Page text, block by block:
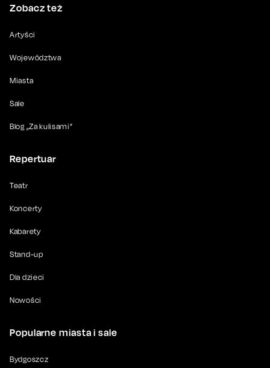
Zobacz też
Artyści
Województwa
Miasta
Sale
Blog „Za kulisami”
Repertuar
Teatr
Koncerty
Kabarety
Stand-up
Dla dzieci
Nowości
Popularne miasta i sale
Bydgoszcz